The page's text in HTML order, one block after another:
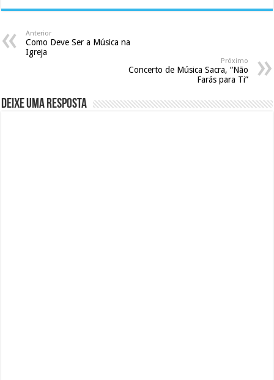
Anterior
Como Deve Ser a Música na
Igreja
Próximo
Concerto de Música Sacra, “Não
Farás para Ti”
Deixe uma resposta